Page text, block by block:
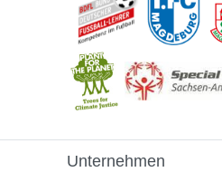
Unternehmen